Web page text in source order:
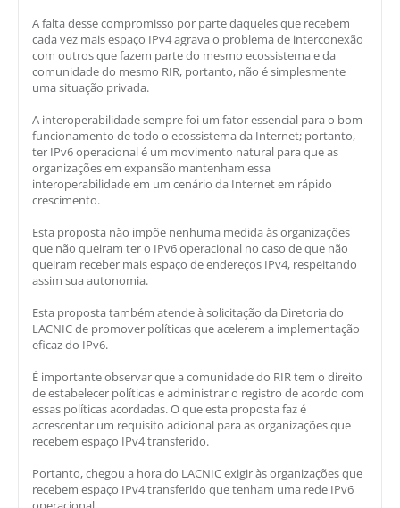
A falta desse compromisso por parte daqueles que recebem
cada vez mais espaço IPv4 agrava o problema de interconexão
com outros que fazem parte do mesmo ecossistema e da
comunidade do mesmo RIR, portanto, não é simplesmente
uma situação privada.
A interoperabilidade sempre foi um fator essencial para o bom
funcionamento de todo o ecossistema da Internet; portanto,
ter IPv6 operacional é um movimento natural para que as
organizações em expansão mantenham essa
interoperabilidade em um cenário da Internet em rápido
crescimento.
Esta proposta não impõe nenhuma medida às organizações
que não queiram ter o IPv6 operacional no caso de que não
queiram receber mais espaço de endereços IPv4, respeitando
assim sua autonomia.
Esta proposta também atende à solicitação da Diretoria do
LACNIC de promover políticas que acelerem a implementação
eficaz do IPv6.
É importante observar que a comunidade do RIR tem o direito
de estabelecer políticas e administrar o registro de acordo com
essas políticas acordadas. O que esta proposta faz é
acrescentar um requisito adicional para as organizações que
recebem espaço IPv4 transferido.
Portanto, chegou a hora do LACNIC exigir às organizações que
recebem espaço IPv4 transferido que tenham uma rede IPv6